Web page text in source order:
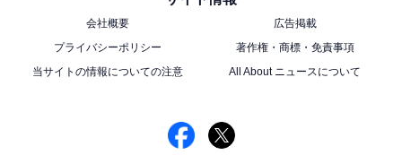
会社概要
広告掲載
プライバシーポリシー
著作権・商標・免責事項
当サイトの情報についての注意
All About ニュースについて